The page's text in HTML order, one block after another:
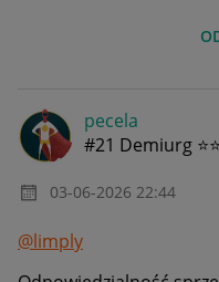
pecela
#21 Demiurg
‎03-06-2026 22:44
@limply